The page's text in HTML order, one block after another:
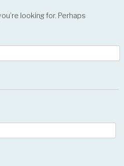
looking for. Perhaps